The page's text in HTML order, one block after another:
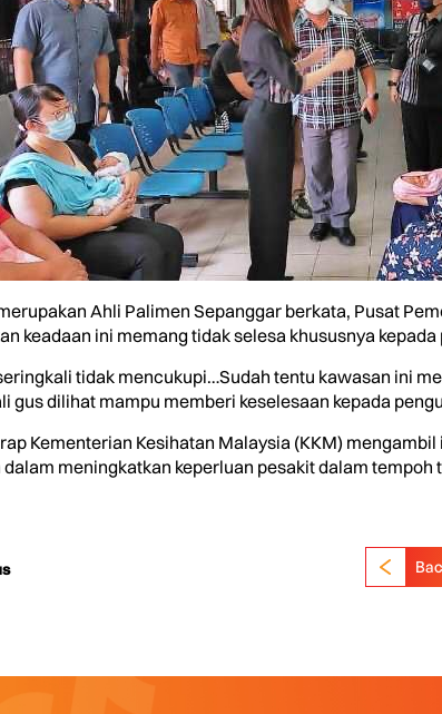
Ahli Palimen Sepanggar berkata, Pusat
keadaan ini memang tidak selesa khususnya
tidak mencukupi…Sudah tentu kawasan ini
gus dilihat mampu memberi keselesaan kepada
Kementerian Kesihatan Malaysia (KKM)
meningkatkan keperluan pesakit dalam tempoh